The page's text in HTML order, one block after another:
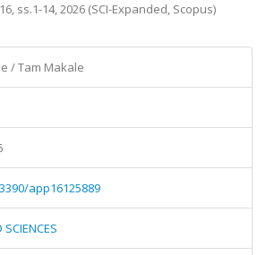
ss.1-14, 2026 (SCI-Expanded, Scopus)
/ Tam Makale
app16125889
SCIENCES